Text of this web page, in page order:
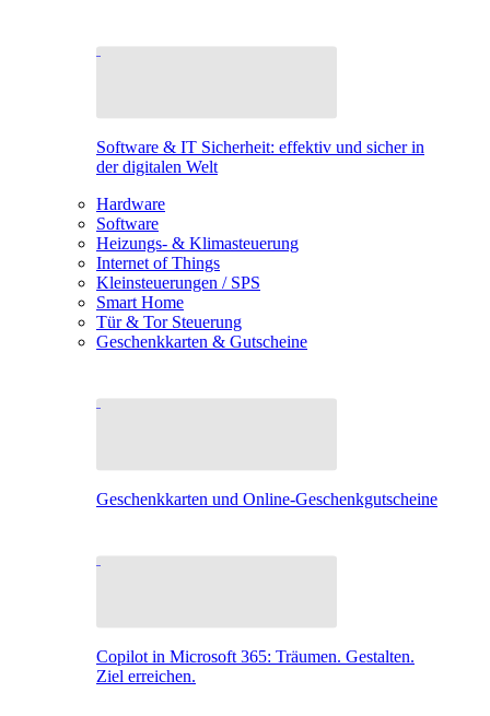
Software & IT Sicherheit: effektiv und sicher in
der digitalen Welt
Hardware
Software
Heizungs- & Klimasteuerung
Internet of Things
Kleinsteuerungen / SPS
Smart Home
Tür & Tor Steuerung
Geschenkkarten & Gutscheine
Geschenkkarten und Online-Geschenkgutscheine
Copilot in Microsoft 365: Träumen. Gestalten.
Ziel erreichen.